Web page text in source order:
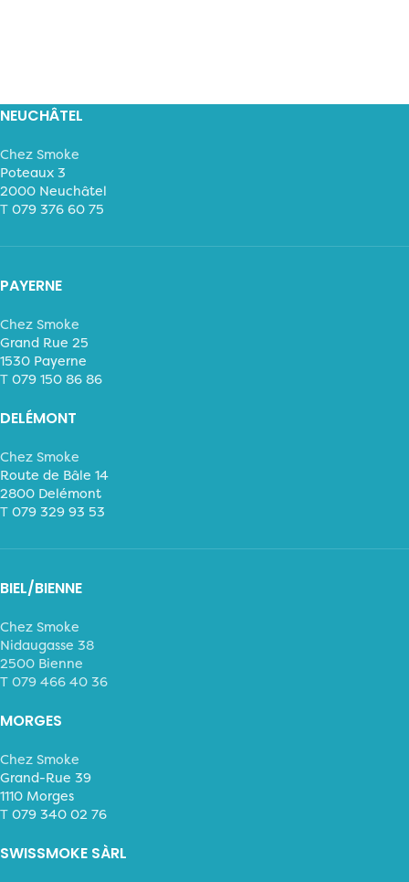
NEUCHÂTEL
Chez Smoke
Poteaux 3
2000 Neuchâtel
T 079 376 60 75
PAYERNE
Chez Smoke
Grand Rue 25
1530 Payerne
T 079 150 86 86
DELÉMONT
Chez Smoke
Route de Bâle 14
2800 Delémont
T 079 329 93 53
BIEL/BIENNE
Chez Smoke
Nidaugasse 38
2500 Bienne
T 079 466 40 36
MORGES
Chez Smoke
Grand-Rue 39
1110 Morges
T 079 340 02 76
SWISSMOKE SÀRL